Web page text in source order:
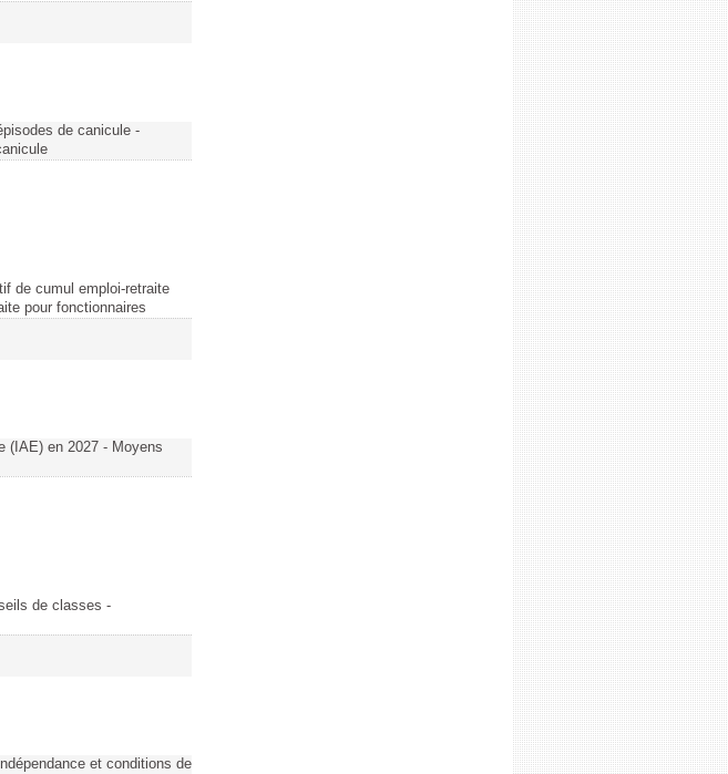
de canicule -
de cumul emploi-retraite
pour fonctionnaires
(IAE) en 2027 - Moyens
de classes -
et conditions de